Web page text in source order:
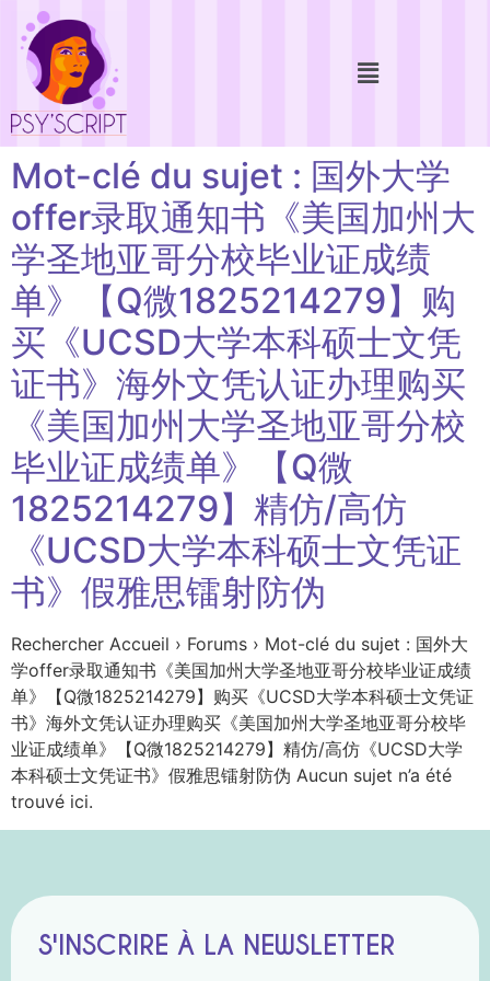
Mot-clé du sujet : 国外大学
offer录取通知书《美国加州大
学圣地亚哥分校毕业证成绩
单》【Q微1825214279】购
买《UCSD大学本科硕士文凭
证书》海外文凭认证办理购买
《美国加州大学圣地亚哥分校
毕业证成绩单》【Q微
1825214279】精仿/高仿
《UCSD大学本科硕士文凭证
书》假雅思镭射防伪
Rechercher Accueil › Forums › Mot-clé du sujet : 国外大
学offer录取通知书《美国加州大学圣地亚哥分校毕业证成绩
单》【Q微1825214279】购买《UCSD大学本科硕士文凭证
书》海外文凭认证办理购买《美国加州大学圣地亚哥分校毕
业证成绩单》【Q微1825214279】精仿/高仿《UCSD大学
本科硕士文凭证书》假雅思镭射防伪 Aucun sujet n’a été
trouvé ici.
S'INSCRIRE À LA NEWSLETTER